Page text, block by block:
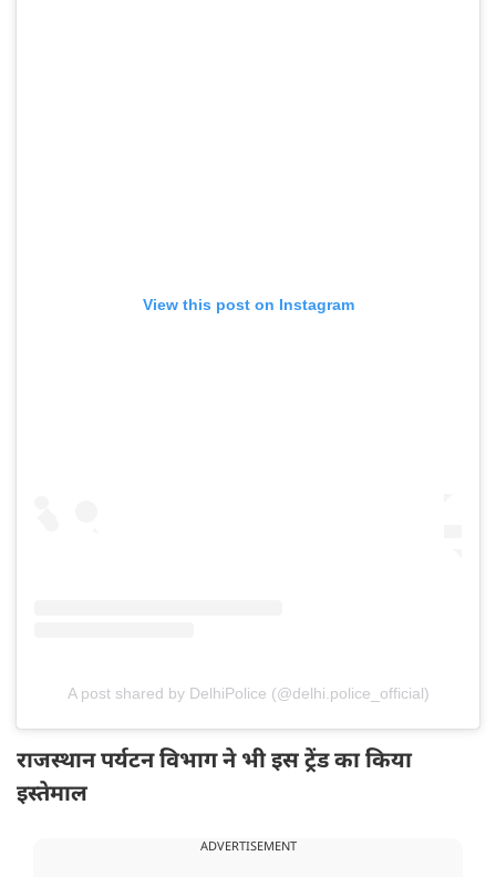
View this post on Instagram
A post shared by DelhiPolice (@delhi.police_official)
राजस्थान पर्यटन विभाग ने भी इस ट्रेंड का किया
इस्तेमाल
ADVERTISEMENT